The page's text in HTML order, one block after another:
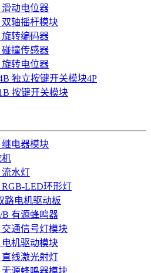
滑动电位器
双轴摇杆模块
旋转编码器
碰撞传感器
旋转电位器
独立按键开关模块4P
按键开关模块
继电器模块
机
流水灯
RGB-LED环形灯
路电机驱动板
B 有源蜂鸣器
交通信号灯模块
电机驱动模块
直线激光射灯